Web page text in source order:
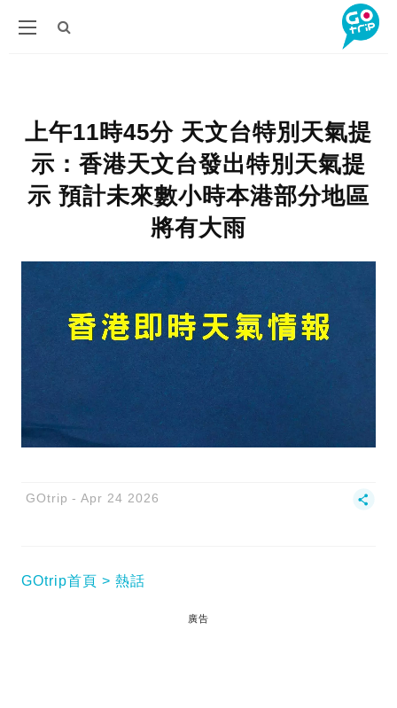
上午11時45分 天文台特別天氣提
示：香港天文台發出特別天氣提
示 預計未來數小時本港部分地區
將有大雨
GOtrip Apr 24 2026
GOtrip首頁 熱話
廣告